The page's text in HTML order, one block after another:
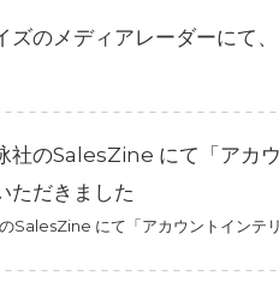
ズのメディアレーダーにて
社のSalesZine にて「アカ
ただきました
SalesZine にて「アカウントインテ